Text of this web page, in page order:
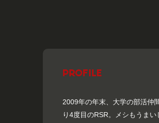
PROFILE
2009年の年末、大学の部活仲
り4度目のRSR。メシもうま